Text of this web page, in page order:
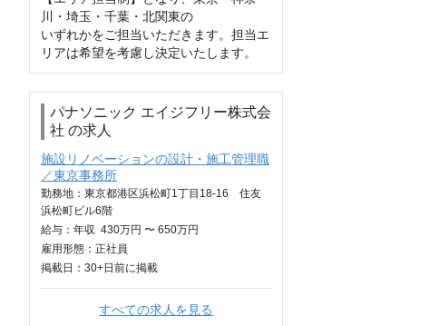
川・埼玉・千葉・北関東の
いずれかをご担当いただきます。担当エ
リアは希望を考慮し決定いたします。
パナソニック エイジフリー株式会
社 の求人
施設リノベーションの設計・施工管理職
／東京事務所
勤務地：東京都港区浜松町1丁目18-16 住友
浜松町ビル6階
給与： 年収 430万円 〜 650万円
雇用形態：正社員
掲載日： 30+日 前に掲載
すべての求人を見る